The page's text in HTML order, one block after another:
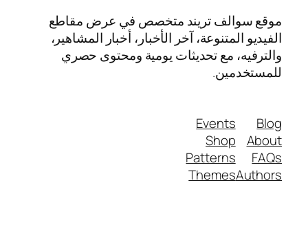
موقع سوالف تريند متخصص في عرض مقاطع
الفيديو المتنوعة، آخر الأخبار، أخبار المشاهير،
والترفيه، مع تحديثات يومية ومحتوى حصري
للمستخدمين.
Blog
About
FAQs
Authors
Events
Shop
Patterns
Themes